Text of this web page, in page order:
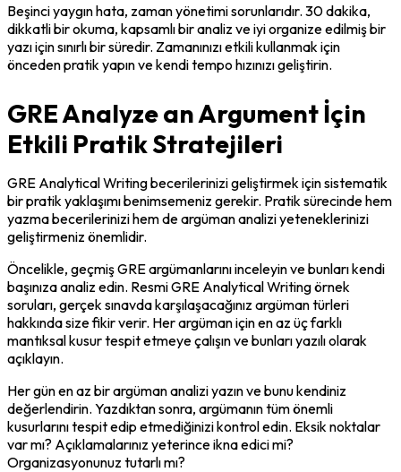
Beşinci yaygın hata, zaman yönetimi sorunlarıdır. 30 dakika,
dikkatli bir okuma, kapsamlı bir analiz ve iyi organize edilmiş bir
yazı için sınırlı bir süredir. Zamanınızı etkili kullanmak için
önceden pratik yapın ve kendi tempo hızınızı geliştirin.
GRE Analyze an Argument İçin
Etkili Pratik Stratejileri
GRE Analytical Writing becerilerinizi geliştirmek için sistematik
bir pratik yaklaşımı benimsemeniz gerekir. Pratik sürecinde hem
yazma becerilerinizi hem de argüman analizi yeteneklerinizi
geliştirmeniz önemlidir.
Öncelikle, geçmiş GRE argümanlarını inceleyin ve bunları kendi
başınıza analiz edin. Resmi GRE Analytical Writing örnek
soruları, gerçek sınavda karşılaşacağınız argüman türleri
hakkında size fikir verir. Her argüman için en az üç farklı
mantıksal kusur tespit etmeye çalışın ve bunları yazılı olarak
açıklayın.
Her gün en az bir argüman analizi yazın ve bunu kendiniz
değerlendirin. Yazdıktan sonra, argümanın tüm önemli
kusurlarını tespit edip etmediğinizi kontrol edin. Eksik noktalar
var mı? Açıklamalarınız yeterince ikna edici mi?
Organizasyonunuz tutarlı mı?